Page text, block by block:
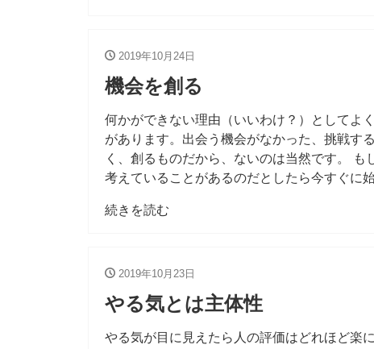
2019年10月24日
機会を創る
何かができない理由（いいわけ？）としてよ
があります。出会う機会がなかった、挑戦す
く、創るものだから、ないのは当然です。
考えていることがあるのだとしたら今すぐに
続きを読む
2019年10月23日
やる気とは主体性
やる気が目に見えたら人の評価はどれほど楽